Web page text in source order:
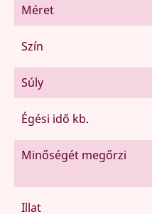
Méret
Szín
Súly
Égési idő kb.
Minőségét megőrzi
Illat